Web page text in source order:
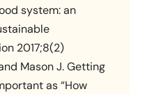
system: an
2017;8(2)
Mason J. Getting
as “How